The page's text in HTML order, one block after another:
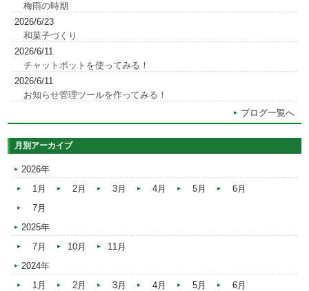
梅雨の時期
2026/6/23
和菓子づくり
2026/6/11
チャットボットを使ってみる！
2026/6/11
お知らせ管理ツールを作ってみる！
ブログ一覧へ
月別アーカイブ
2026年
1月
2月 3月 4月 5月
6月
7月
2025年
7月
10月
11月
2024年
1月
2月 3月 4月 5月
6月